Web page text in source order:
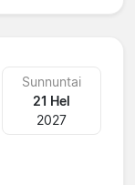
Sunnuntai
21 Hel
2027